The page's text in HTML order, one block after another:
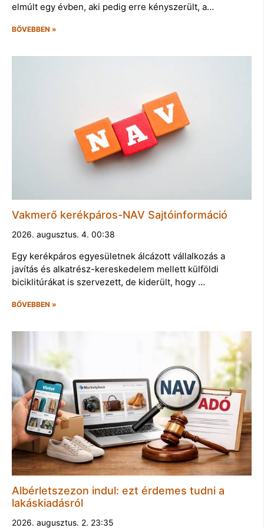
elmúlt egy évben, aki pedig erre kényszerült, a…
BŐVEBBEN »
Vakmerő kerékpáros-NAV Sajtóinformáció
2026. augusztus. 4. 00:38
Egy kerékpáros egyesületnek álcázott vállalkozás a
javítás és alkatrész-kereskedelem mellett külföldi
biciklitúrákat is szervezett, de kiderült, hogy …
BŐVEBBEN »
Albérletszezon indul: ezt érdemes tudni a
lakáskiadásról
2026. augusztus. 2. 23:35